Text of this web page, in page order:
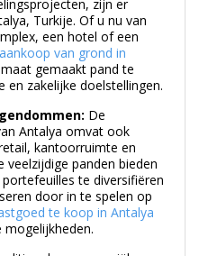
een hotel of een
aankoop van grond in
gemaakt pand te
zakelijke doelstellingen.
De
Antalya omvat ook
kantoorruimte en
panden bieden
te diversifiëren
door in te spelen op
te koop in Antalya
commerciële
die passief